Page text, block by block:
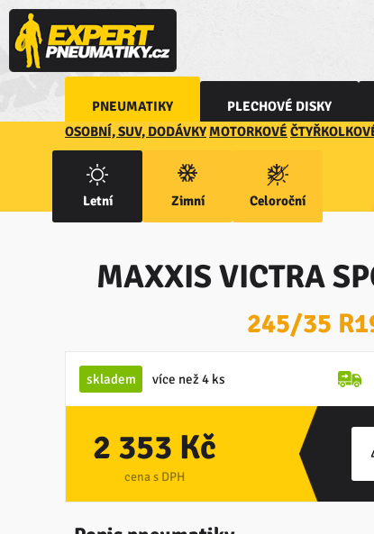
PNEUMATIKY PLECHOVÉ DISKY
OSOBNÍ, SUV, DODÁVKYMOTORKOVÉ
Letní Zimní Celoroční
MAXXIS VICTRA
245/35
skladem více než 4 ks
2 353 Kč
cena s DPH